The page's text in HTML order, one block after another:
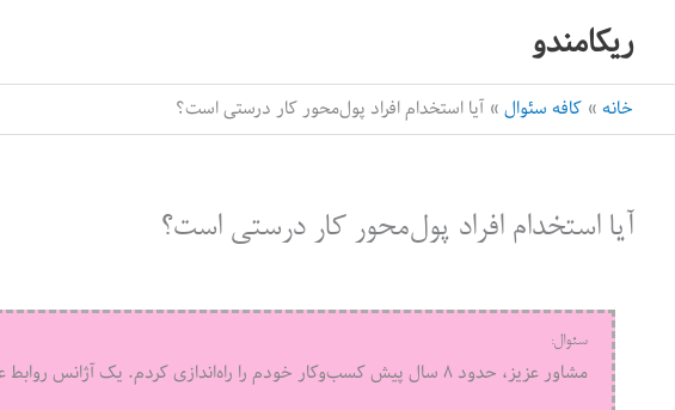
محتوا
ریکامندو
خانه کافه سئوال آیا استخدام افراد پول‌محور کار درستی است؟
آیا استخدام افراد پول‌محور کار درستی است؟
سئوال:
مشاور عزیز، حدود ۸ سال پیش کسب‌وکار خودم را راه‌اندازی کردم. یک آژانس روابط عمومی. حالا ۱۱ کارمند برایم کار می‌کنند.